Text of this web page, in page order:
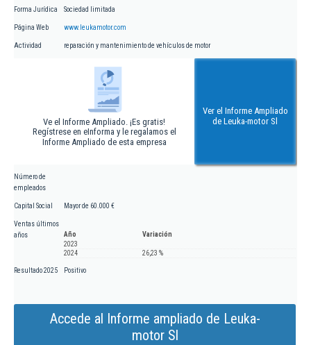
Forma Jurídica Sociedad limitada
Página Web www.leukamotor.com
Actividad reparación y mantenimiento de vehículos de motor
Ve el Informe Ampliado. ¡Es gratis!
Regístrese en eInforma y le regalamos el
Informe Ampliado de esta empresa
Ver el Informe Ampliado
de Leuka-motor Sl
Número de
empleados
Capital Social Mayor de 60.000 €
Ventas últimos
años
Año
Variación
2023
2024
26,23 %
Resultado 2025 Positivo
Accede al Informe ampliado de Leuka-
motor Sl